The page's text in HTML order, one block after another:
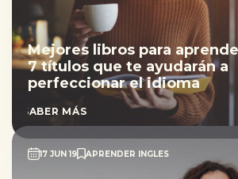
Mejores libros para
7 títulos que te ayudarán a
perfeccionar el idioma
SABER MÁS
17 JUN 19 APRENDER INGLES